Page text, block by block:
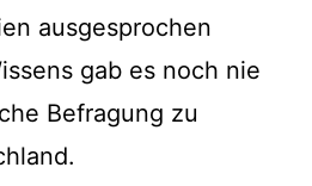
ausgesprochen
gab es noch nie
Befragung zu